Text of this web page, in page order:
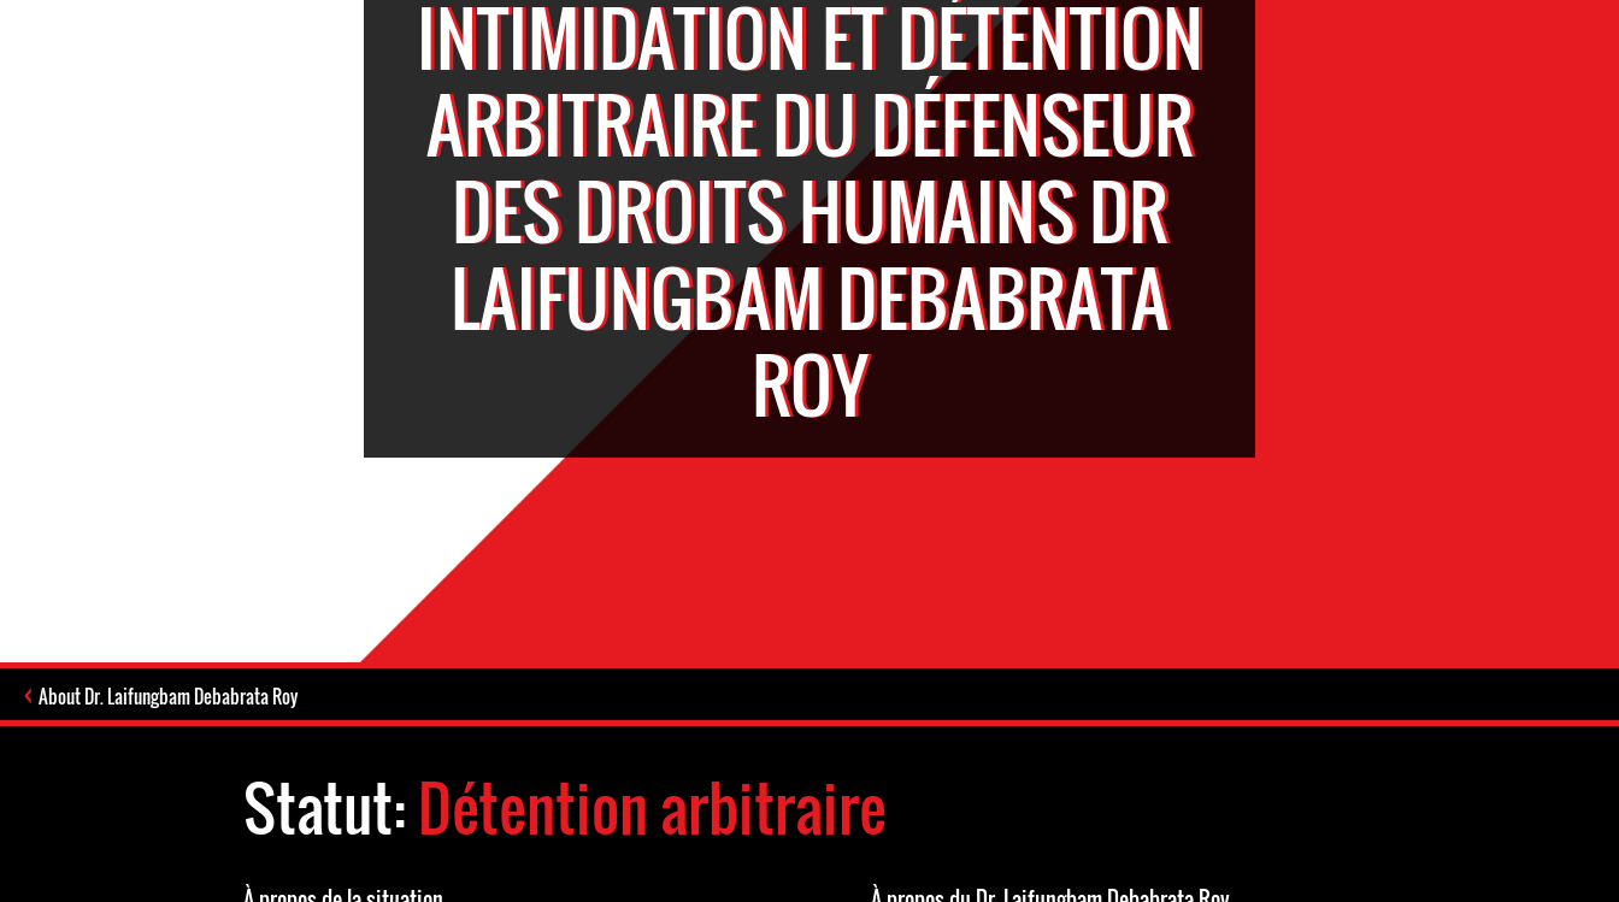
INTIMIDATION ET DÉTENTION
ARBITRAIRE DU DÉFENSEUR
DES DROITS HUMAINS DR
LAIFUNGBAM DEBABRATA
ROY
About Dr. Laifungbam Debabrata Roy
Statut:Détention arbitraire